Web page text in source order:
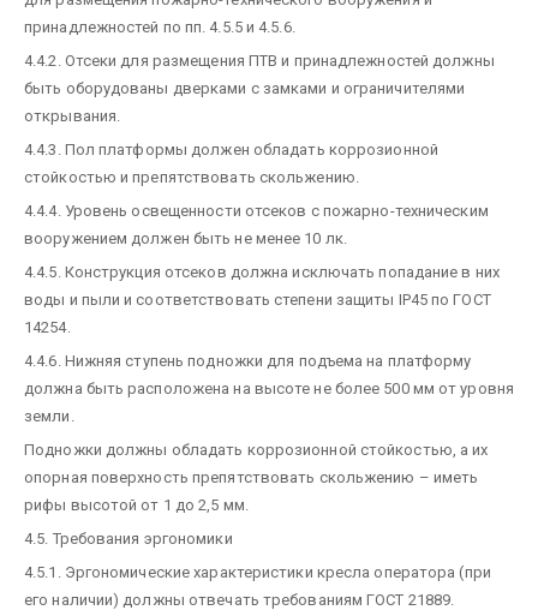
принадлежностей по пп. 4.5.5 и 4.5.6.
4.4.2. Отсеки для размещения ПТВ и принадлежностей должны
быть оборудованы дверками с замками и ограничителями
открывания.
4.4.3. Пол платформы должен обладать коррозионной
стойкостью и препятствовать скольжению.
4.4.4. Уровень освещенности отсеков с пожарно-техническим
вооружением должен быть не менее 10 лк.
4.4.5. Конструкция отсеков должна исключать попадание в них
воды и пыли и соответствовать степени защиты IР45 по ГОСТ
14254.
4.4.6. Нижняя ступень подножки для подъема на платформу
должна быть расположена на высоте не более 500 мм от уровня
земли.
Подножки должны обладать коррозионной стойкостью, а их
опорная поверхность препятствовать скольжению – иметь
рифы высотой от 1 до 2,5 мм.
4.5. Требования эргономики
4.5.1. Эргономические характеристики кресла оператора (при
его наличии) должны отвечать требованиям ГОСТ 21889.